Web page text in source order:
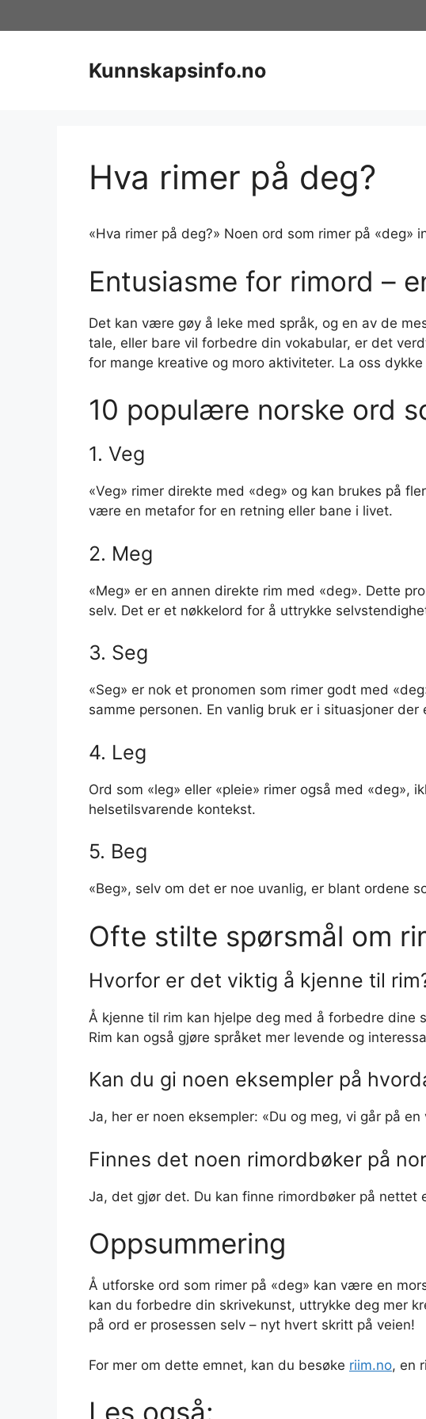
til
Kunnskapsinfo.no
Hva rimer på deg?
«Hva rimer på deg?» Noen ord som rimer på «deg»
Entusiasme for rimord –
Det kan være gøy å leke med språk, og en av de
tale, eller bare vil forbedre din vokabular, er det
for mange kreative og moro aktiviteter. La oss
10 populære norske ord
1. Veg
«Veg» rimer direkte med «deg» og kan brukes på
være en metafor for en retning eller bane i livet.
2. Meg
«Meg» er en annen direkte rim med «deg». Dette
selv. Det er et nøkkelord for å uttrykke
3. Seg
«Seg» er nok et pronomen som rimer godt med
samme personen. En vanlig bruk er i situasjoner
4. Leg
Ord som «leg» eller «pleie» rimer også med
helsetilsvarende kontekst.
5. Beg
«Beg», selv om det er noe uvanlig, er blant ordene
Ofte stilte spørsmål om
Hvorfor er det viktig å kjenne til
Å kjenne til rim kan hjelpe deg med å forbedre dine
Rim kan også gjøre språket mer levende og
Kan du gi noen eksempler på
Ja, her er noen eksempler: «Du og meg, vi går på
Finnes det noen rimordbøker på
Ja, det gjør det. Du kan finne rimordbøker på
Oppsummering
Å utforske ord som rimer på «deg» kan være en
kan du forbedre din skrivekunst, uttrykke deg mer
på ord er prosessen selv – nyt hvert skritt på veien!
For mer om dette emnet, kan du besøke riim.no, en
Les også: